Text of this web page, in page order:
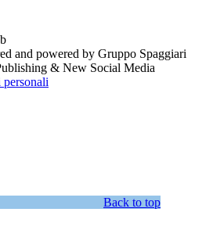
and powered by Gruppo Spaggiari
& New Social Media
Back to top